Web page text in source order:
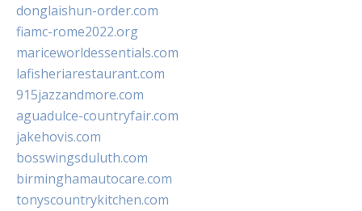
donglaishun-order.com
fiamc-rome2022.org
mariceworldessentials.com
lafisheriarestaurant.com
915jazzandmore.com
aguadulce-countryfair.com
jakehovis.com
bosswingsduluth.com
birminghamautocare.com
tonyscountrykitchen.com